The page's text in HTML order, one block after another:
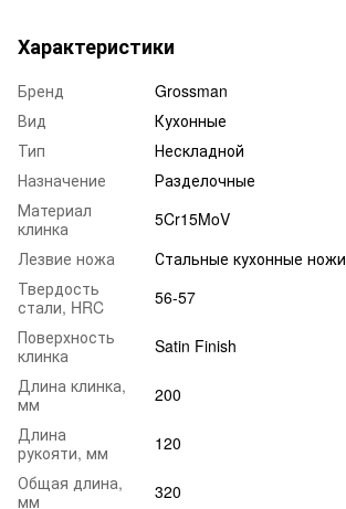
Характеристики
Бренд
Grossman
Вид
Кухонные
Тип
Нескладной
Назначение
Разделочные
Материал
клинка
5Cr15MoV
Лезвие ножа
Стальные кухонные ножи
Твердость
стали, HRC
56-57
Поверхность
клинка
Satin Finish
Длина клинка,
мм
200
Длина
рукояти, мм
120
Общая длина,
мм
320